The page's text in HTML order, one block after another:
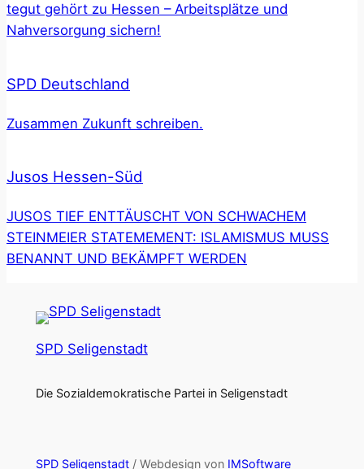
tegut gehört zu Hessen – Arbeitsplätze und
Nahversorgung sichern!
SPD Deutschland
Zusammen Zukunft schreiben.
Jusos Hessen-Süd
JUSOS TIEF ENTTÄUSCHT VON SCHWACHEM
STEINMEIER STATEMEMENT: ISLAMISMUS MUSS
BENANNT UND BEKÄMPFT WERDEN
SPD Seligenstadt
Die Sozialdemokratische Partei in Seligenstadt
SPD Seligenstadt/ Webdesign von IMSoftware